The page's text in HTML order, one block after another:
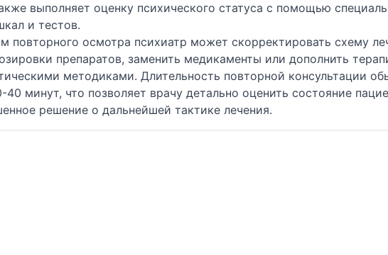
выполняет оценку психического статуса с помощью
и тестов.
повторного осмотра психиатр может скорректировать схему
препаратов, заменить медикаменты или дополнить
методиками. Длительность повторной консультации
40 минут, что позволяет врачу детально оценить состояние
решение о дальнейшей тактике лечения.